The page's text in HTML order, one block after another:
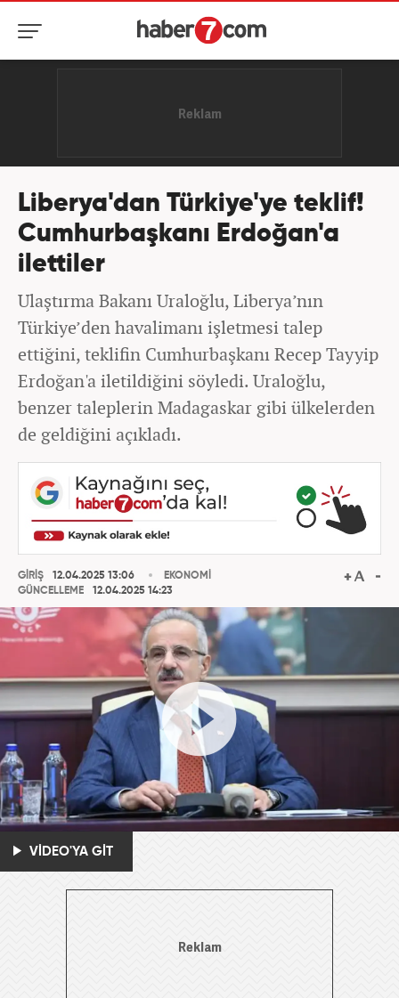
Liberya'dan Türkiye'ye teklif!
Cumhurbaşkanı Erdoğan'a
ilettiler
Ulaştırma Bakanı Uraloğlu, Liberya’nın
Türkiye’den havalimanı işletmesi talep
ettiğini, teklifin Cumhurbaşkanı Recep Tayyip
Erdoğan'a iletildiğini söyledi. Uraloğlu,
benzer taleplerin Madagaskar gibi ülkelerden
de geldiğini açıkladı.
GİRİŞ
12.04.2025 13:06
GÜNCELLEME
12.04.2025 14:23
EKONOMİ
VİDEO'YA GİT